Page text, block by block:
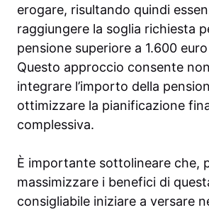
erogare, risultando quindi
raggiungere la soglia richiesta
pensione superiore a 1.600
Questo approccio consente
integrare l’importo della
ottimizzare la pianificazione
complessiva.
È importante sottolineare che,
massimizzare i benefici di
consigliabile iniziare a versare